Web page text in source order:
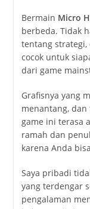
Bermain Micro
berbeda. Tidak
tentang strategi,
cocok untuk
dari game
Grafisnya yang
menantang,
game ini terasa
ramah dan
karena Anda
Saya pribadi
yang terdengar
pengalaman